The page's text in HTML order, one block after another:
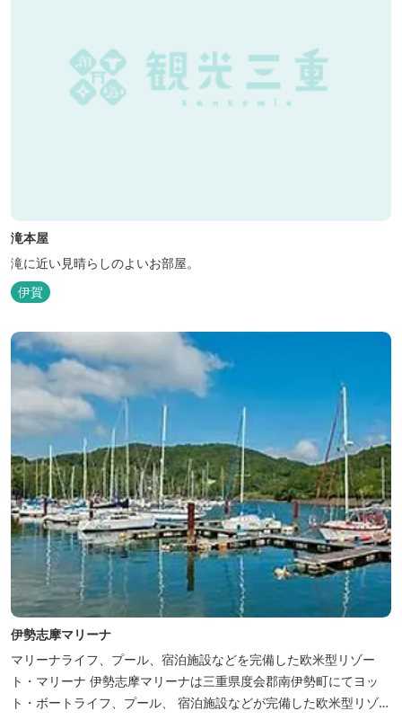
滝本屋
滝に近い見晴らしのよいお部屋。
伊賀
伊勢志摩マリーナ
マリーナライフ、プール、宿泊施設などを完備した欧米型リゾー
ト・マリーナ 伊勢志摩マリーナは三重県度会郡南伊勢町にてヨッ
ト・ボートライフ、プール、 宿泊施設などが完備した欧米型リゾー